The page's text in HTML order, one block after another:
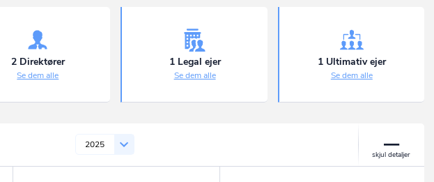
Hold dig opdateret og compliant
ownr Pipeline
Identificer salgsklare kundeemner
Kun fantasien sætter grænsen
Ownr ajour goes supersonic
2 Direktører
Se dem alle
1 Legal ejer
Se dem alle
1 Ultimativ ejer
Se dem alle
2025